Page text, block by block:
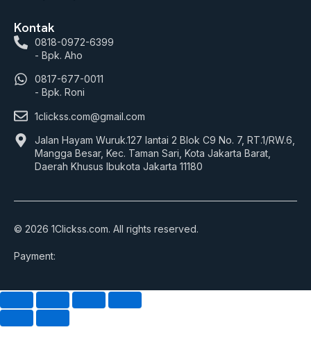
Kontak
0818-0972-6399
- Bpk. Aho
0817-677-0011
- Bpk. Roni
1clickss.com@gmail.com
Jalan Hayam Wuruk.127 lantai 2 Blok C9 No. 7, RT.1/RW.6,
Mangga Besar, Kec. Taman Sari, Kota Jakarta Barat,
Daerah Khusus Ibukota Jakarta 11180
© 2026 1Clickss.com. All rights reserved.
Payment: